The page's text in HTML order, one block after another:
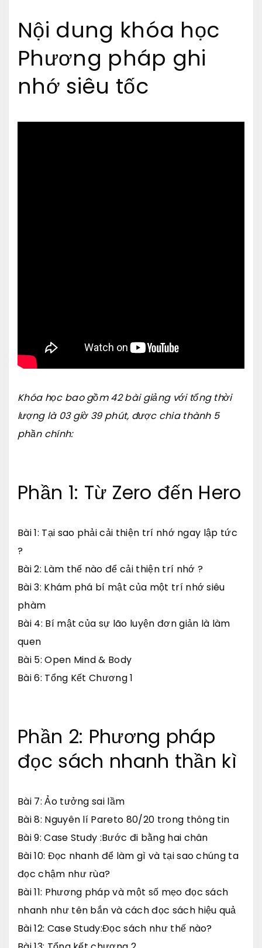
Nội dung khóa học
Phương pháp ghi
nhớ siêu tốc
Khóa học bao gồm 42 bài giảng với tổng thời
lượng là 03 giờ 39 phút, được chia thành 5
phần chính:
Phần 1: Từ Zero đến Hero
Bài 1: Tại sao phải cải thiện trí nhớ ngay lập tức
?
Bài 2: Làm thế nào để cải thiện trí nhớ ?
Bài 3: Khám phá bí mật của một trí nhớ siêu
phàm
Bài 4: Bí mật của sự lão luyện đơn giản là làm
quen
Bài 5: Open Mind & Body
Bài 6: Tổng Kết Chương 1
Phần 2: Phương pháp
đọc sách nhanh thần kì
Bài 7: Ảo tưởng sai lầm
Bài 8: Nguyên lí Pareto 80/20 trong thông tin
Bài 9: Case Study :Bước đi bằng hai chân
Bài 10: Đọc nhanh để làm gì và tại sao chúng ta
đọc chậm như rùa?
Bài 11: Phương pháp và một số mẹo đọc sách
nhanh như tên bắn và cách đọc sách hiệu quả
Bài 12: Case Study:Đọc sách như thế nào?